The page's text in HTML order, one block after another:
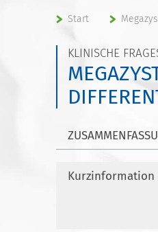
Start
KLINISCHE
Kurzinformation